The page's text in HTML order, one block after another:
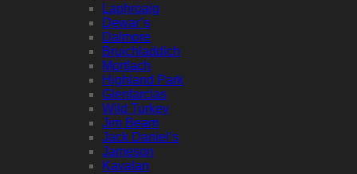
Laphroaig
Dewar’s
Dalmore
Bruichladdich
Mortlach
Highland Park
Glenfarclas
Wild Turkey
Jim Beam
Jack Daniel’s
Jameson
Kavalan